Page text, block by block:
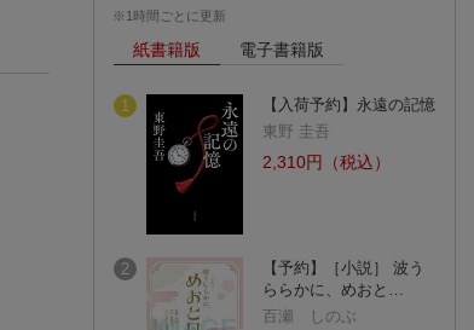
※1時間ごとに更新
紙書籍版 電子書籍版
1
【入荷予約】永遠の記憶
東野 圭吾
2,310円（税込）
2
【予約】［小説］ 波う
ららかに、めおと…
百瀬 しのぶ